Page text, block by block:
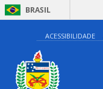
BRASIL
ACESSIBILIDADE